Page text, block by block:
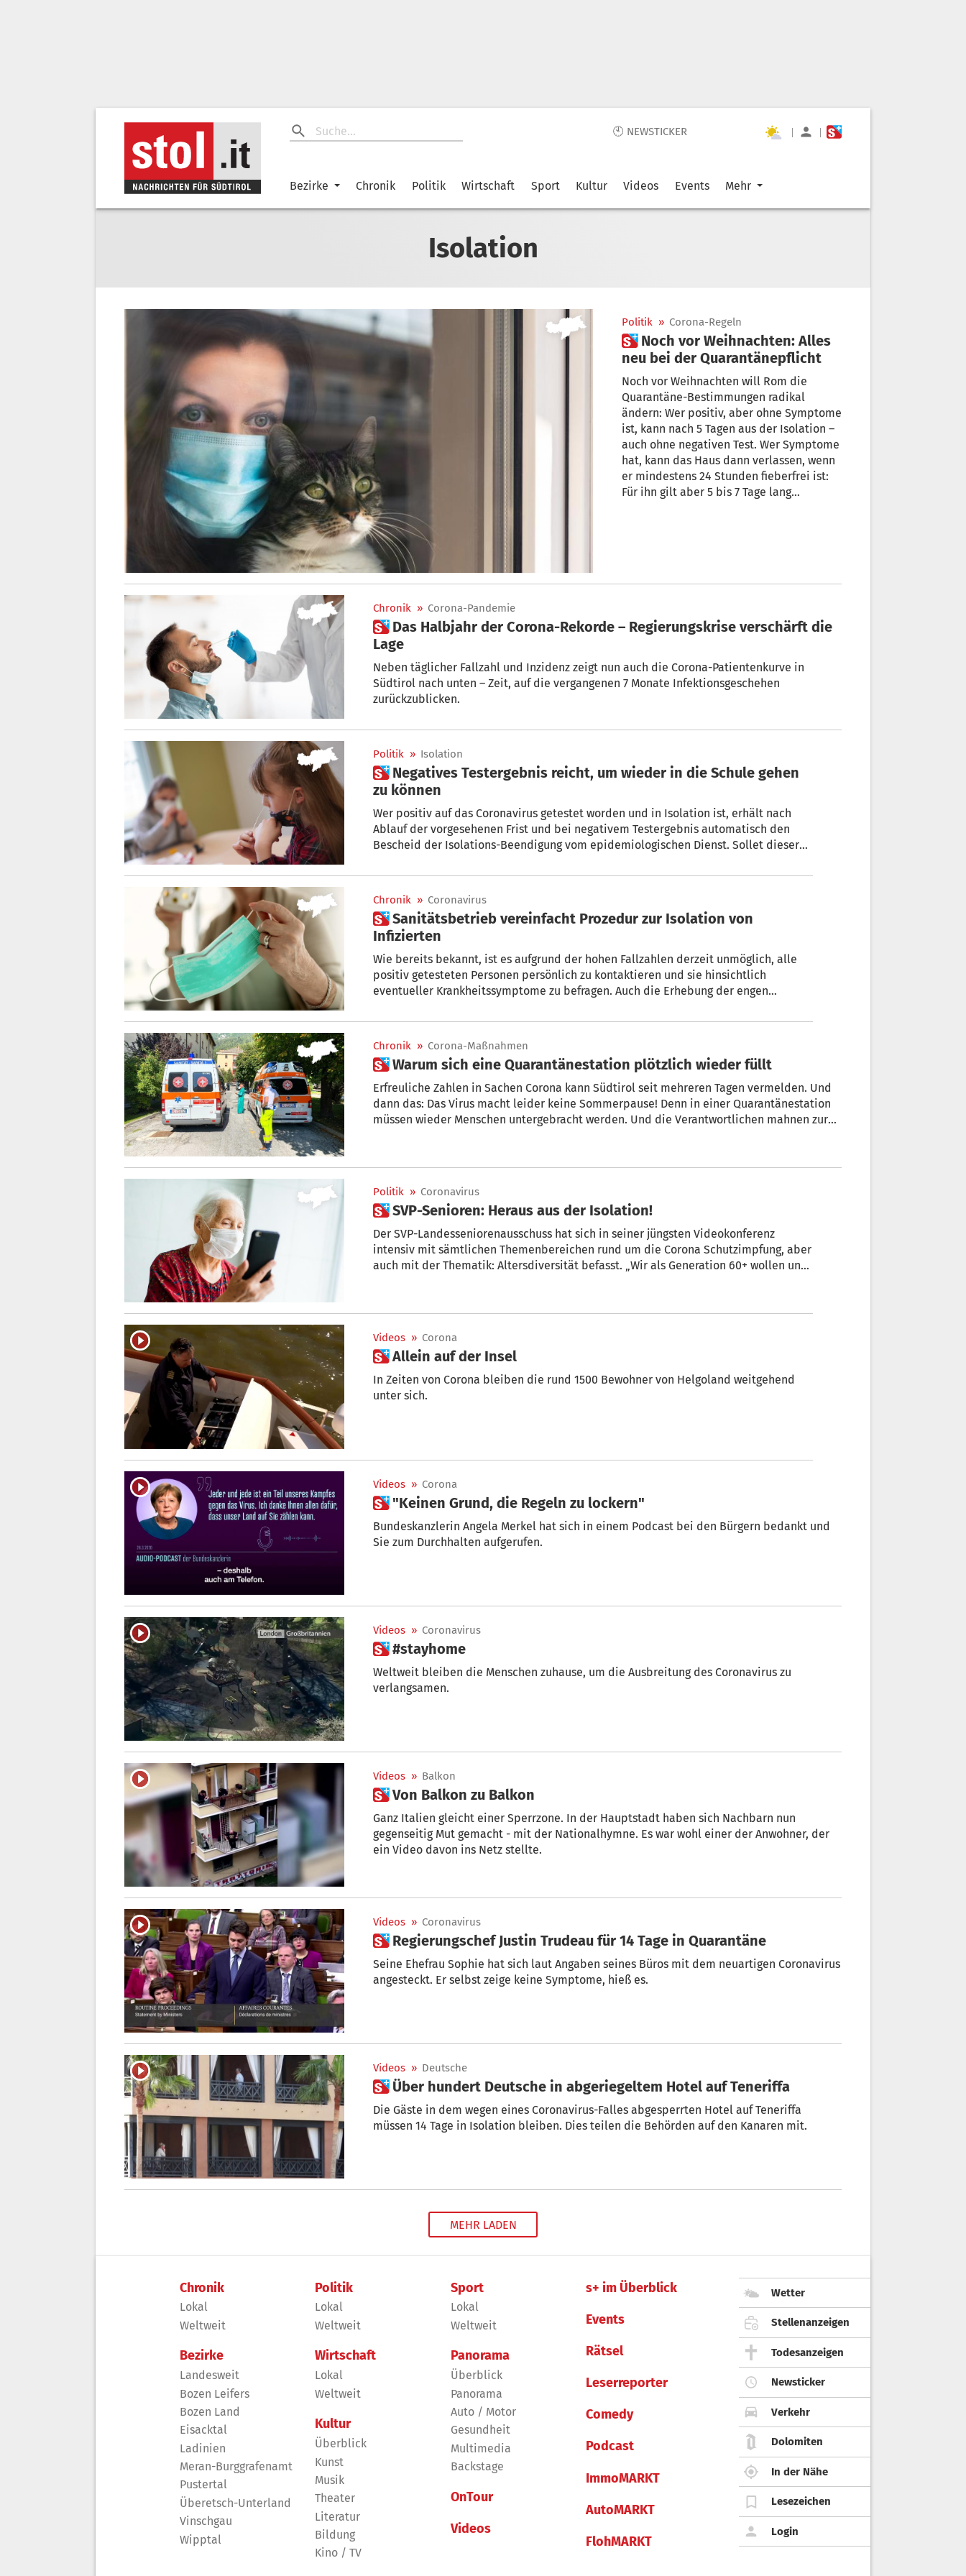
🕙 NEWSTICKER | |
Bezirke Chronik Politik Wirtschaft Sport Kultur Videos Events Mehr
Isolation
Politik » Corona-Regeln
 Noch vor Weihnachten: Alles
neu bei der Quarantänepflicht
Noch vor Weihnachten will Rom die
Quarantäne-Bestimmungen radikal
ändern: Wer positiv, aber ohne Symptome
ist, kann nach 5 Tagen aus der Isolation –
auch ohne negativen Test. Wer Symptome
hat, kann das Haus dann verlassen, wenn
er mindestens 24 Stunden fieberfrei ist:
Für ihn gilt aber 5 bis 7 Tage lang
Chronik » Corona-Pandemie
 Das Halbjahr der Corona-Rekorde – Regierungskrise verschärft die
Lage
Neben täglicher Fallzahl und Inzidenz zeigt nun auch die Corona-Patientenkurve in
Südtirol nach unten – Zeit, auf die vergangenen 7 Monate Infektionsgeschehen
zurückzublicken.
Politik » Isolation
 Negatives Testergebnis reicht, um wieder in die Schule gehen
zu können
Wer positiv auf das Coronavirus getestet worden und in Isolation ist, erhält nach
Ablauf der vorgesehenen Frist und bei negativem Testergebnis automatisch den
Bescheid der Isolations-Beendigung vom epidemiologischen Dienst. Sollet dieser
Testergebnisses wieder besucht werden.
Chronik » Coronavirus
 Sanitätsbetrieb vereinfacht Prozedur zur Isolation von
Infizierten
Wie bereits bekannt, ist es aufgrund der hohen Fallzahlen derzeit unmöglich, alle
positiv getesteten Personen persönlich zu kontaktieren und sie hinsichtlich
eventueller Krankheitssymptome zu befragen. Auch die Erhebung der engen
Sanitätsbetreib mit kommendem Montag, 10.01.2022, eine vereinfachte
Handhabung der Isolationsverfügungen ein.
Chronik » Corona-Maßnahmen
 Warum sich eine Quarantänestation plötzlich wieder füllt
Erfreuliche Zahlen in Sachen Corona kann Südtirol seit mehreren Tagen vermelden. Und
dann das: Das Virus macht leider keine Sommerpause! Denn in einer Quarantänestation
müssen wieder Menschen untergebracht werden. Und die Verantwortlichen mahnen zur
Politik » Coronavirus
 SVP-Senioren: Heraus aus der Isolation!
Der SVP-Landesseniorenausschuss hat sich in seiner jüngsten Videokonferenz
intensiv mit sämtlichen Themenbereichen rund um die Corona Schutzimpfung, aber
auch mit der Thematik: Altersdiversität befasst. „Wir als Generation 60+ wollen uns
Lobbyarbeit zu machen! Die Generation 60+ sollte sich ihre Stärker und Bedeutung
Videos » Corona
 Allein auf der Insel
In Zeiten von Corona bleiben die rund 1500 Bewohner von Helgoland weitgehend
unter sich.
Videos » Corona
 "Keinen Grund, die Regeln zu lockern"
Bundeskanzlerin Angela Merkel hat sich in einem Podcast bei den Bürgern bedankt und
Sie zum Durchhalten aufgerufen.
Videos » Coronavirus
 #stayhome
Weltweit bleiben die Menschen zuhause, um die Ausbreitung des Coronavirus zu
verlangsamen.
Videos » Balkon
 Von Balkon zu Balkon
Ganz Italien gleicht einer Sperrzone. In der Hauptstadt haben sich Nachbarn nun
gegenseitig Mut gemacht - mit der Nationalhymne. Es war wohl einer der Anwohner, der
ein Video davon ins Netz stellte.
Videos » Coronavirus
 Regierungschef Justin Trudeau für 14 Tage in Quarantäne
Seine Ehefrau Sophie hat sich laut Angaben seines Büros mit dem neuartigen Coronavirus
angesteckt. Er selbst zeige keine Symptome, hieß es.
Videos » Deutsche
 Über hundert Deutsche in abgeriegeltem Hotel auf Teneriffa
Die Gäste in dem wegen eines Coronavirus-Falles abgesperrten Hotel auf Teneriffa
müssen 14 Tage in Isolation bleiben. Dies teilen die Behörden auf den Kanaren mit.
MEHR LADEN
Chronik
Lokal
Weltweit
Bezirke
Landesweit
Bozen Leifers
Bozen Land
Eisacktal
Ladinien
Meran-Burggrafenamt
Pustertal
Überetsch-Unterland
Vinschgau
Wipptal
Politik
Lokal
Weltweit
Wirtschaft
Lokal
Weltweit
Kultur
Überblick
Kunst
Musik
Theater
Literatur
Bildung
Kino / TV
Sport
Lokal
Weltweit
Panorama
Überblick
Panorama
Auto / Motor
Gesundheit
Multimedia
Backstage
OnTour
Videos
s+ im Überblick
Events
Rätsel
Leserreporter
Comedy
Podcast
ImmoMARKT
AutoMARKT
FlohMARKT
Wetter
Stellenanzeigen
Todesanzeigen
Newsticker
Verkehr
Dolomiten
In der Nähe
Lesezeichen
Login